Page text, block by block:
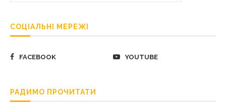
СОЦІАЛЬНІ МЕРЕЖІ
FACEBOOK YOUTUBE
РАДИМО ПРОЧИТАТИ